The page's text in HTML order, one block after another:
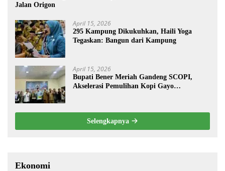
Jalan Origon
April 15, 2026
295 Kampung Dikukuhkan, Haili Yoga
Tegaskan: Bangun dari Kampung
April 15, 2026
Bupati Bener Meriah Gandeng SCOPI,
Akselerasi Pemulihan Kopi Gayo
Selengkapnya
Ekonomi